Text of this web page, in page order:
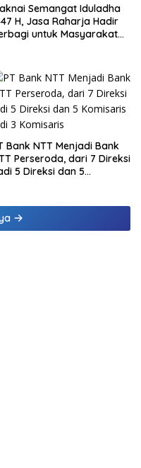
Semangat Iduladha
H, Jasa Raharja Hadir
untuk Masyarakat
Bank NTT Menjadi Bank
Perseroda, dari 7 Direksi
5 Direksi dan 5